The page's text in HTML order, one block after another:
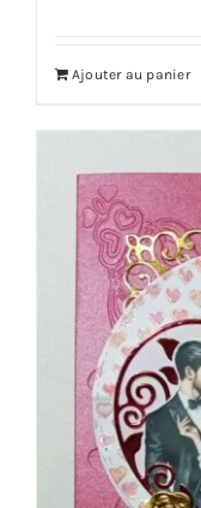
Ajouter au panier